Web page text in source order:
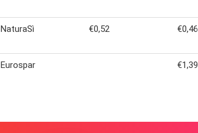
NaturaSì €0,52 €0,46
Eurospar €1,39